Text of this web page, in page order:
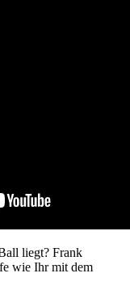
liegt? Frank
wie Ihr mit dem